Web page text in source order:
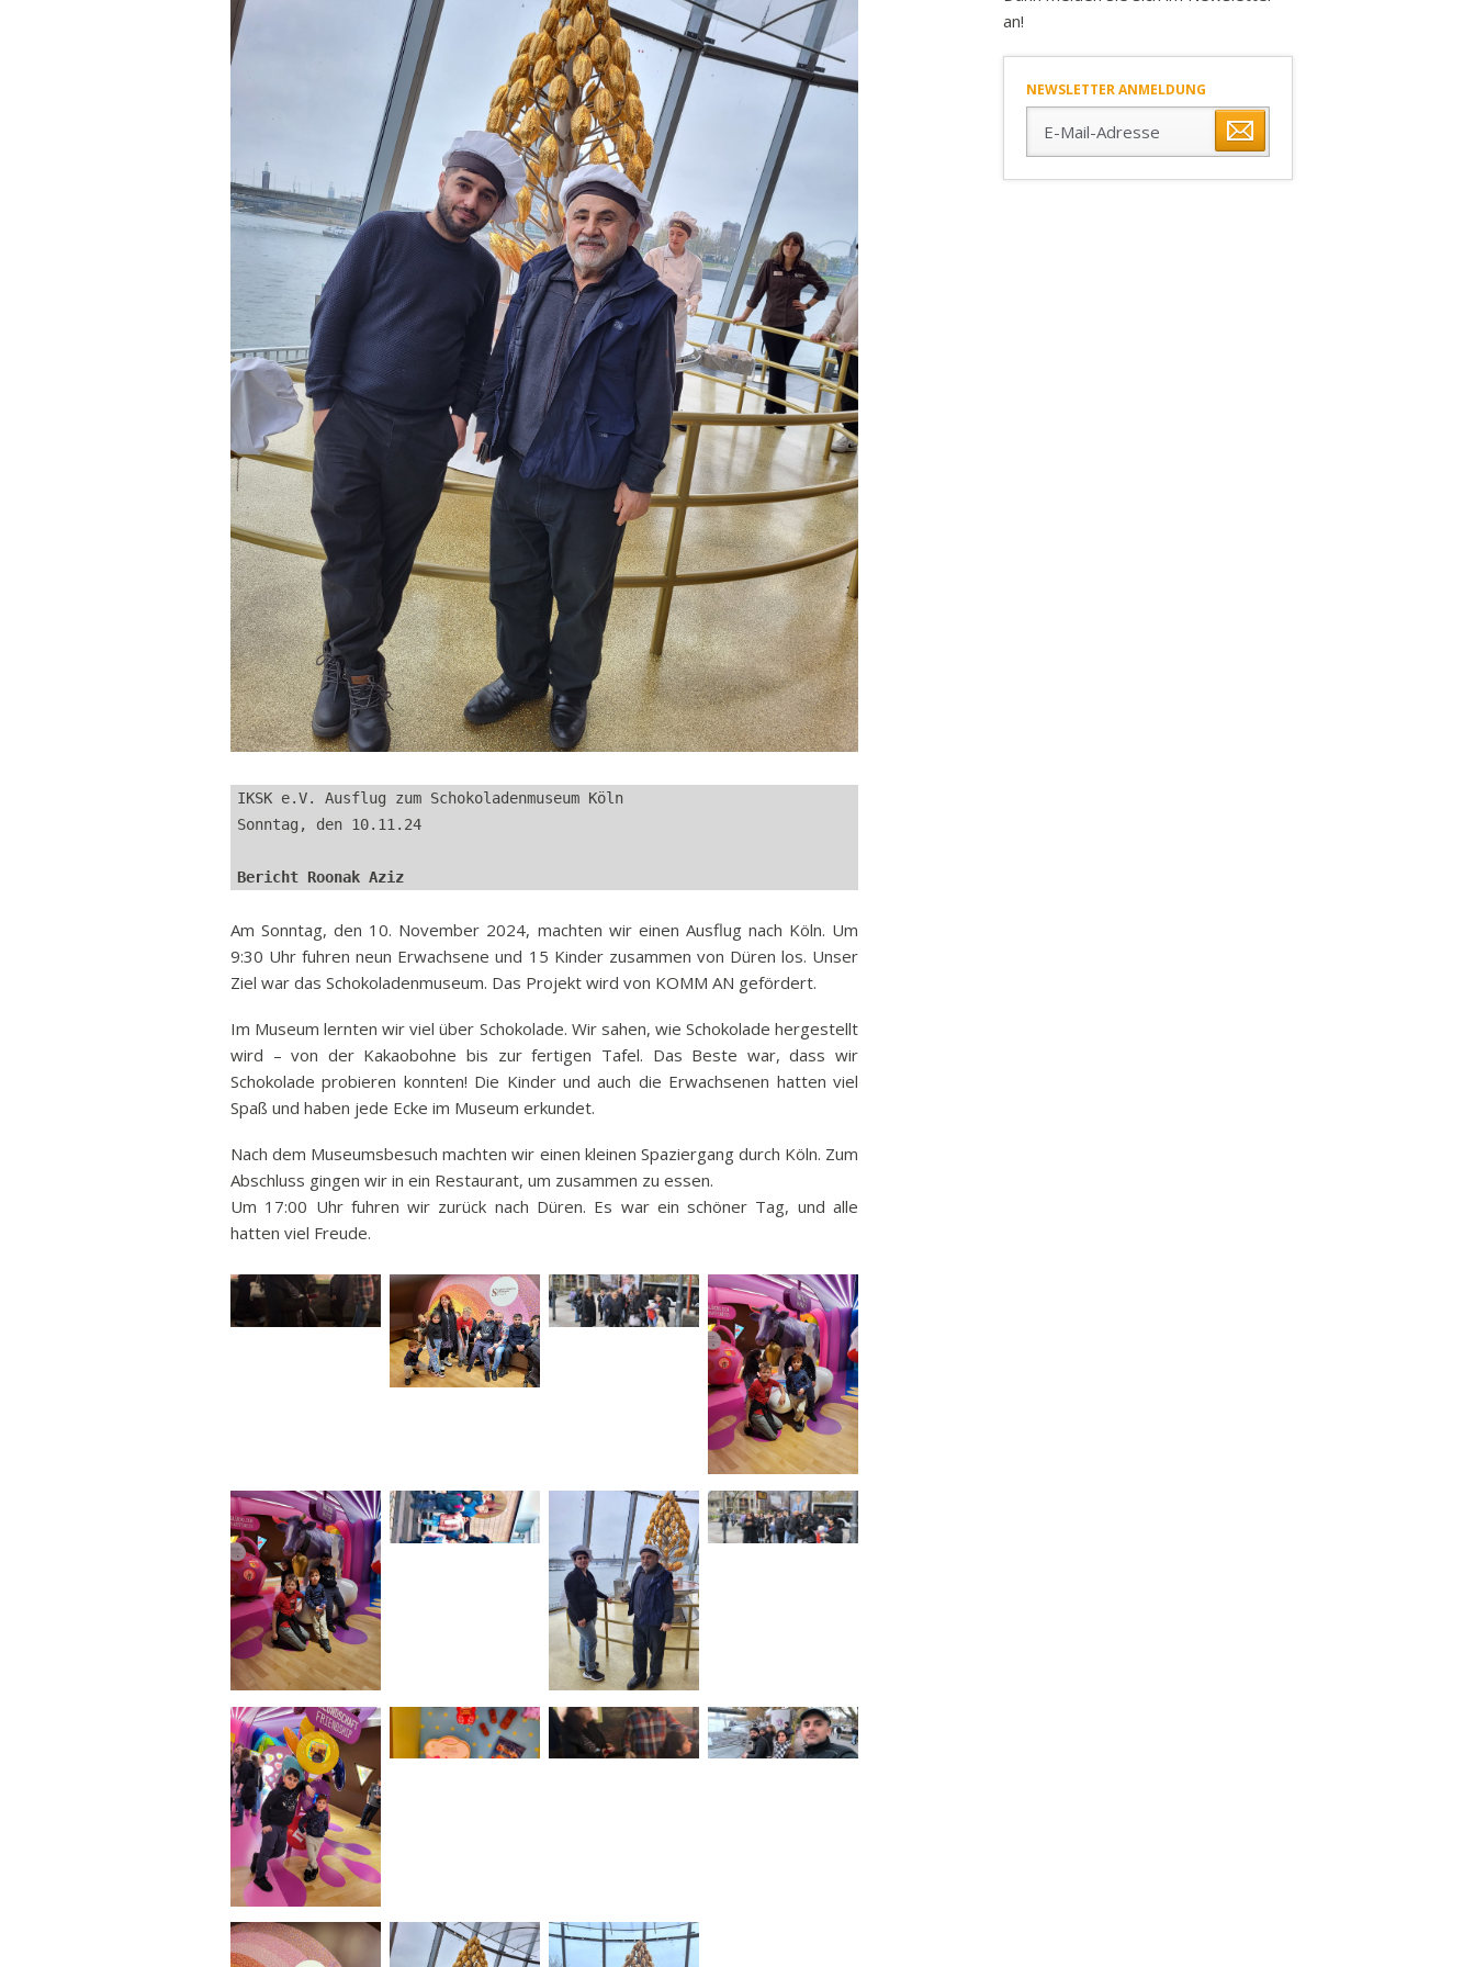
Rundfunkbeitrag
Schulden
Verträge
Strafen
Freizeit
Wichtige Adressen
IKSK e.V. Ausflug zum Schokoladenmuseum Köln
Sonntag, den 10.11.24
Bericht Roonak Aziz
Am Sonntag, den 10. November 2024, machten wir einen Ausflug nach Köln. Um
9:30 Uhr fuhren neun Erwachsene und 15 Kinder zusammen von Düren los. Unser
Ziel war das Schokoladenmuseum. Das Projekt wird von KOMM AN gefördert.
Im Museum lernten wir viel über Schokolade. Wir sahen, wie Schokolade hergestellt
wird – von der Kakaobohne bis zur fertigen Tafel. Das Beste war, dass wir
Schokolade probieren konnten! Die Kinder und auch die Erwachsenen hatten viel
Spaß und haben jede Ecke im Museum erkundet.
Nach dem Museumsbesuch machten wir einen kleinen Spaziergang durch Köln. Zum
Abschluss gingen wir in ein Restaurant, um zusammen zu essen.
Um 17:00 Uhr fuhren wir zurück nach Düren. Es war ein schöner Tag, und alle
hatten viel Freude.
an!
NEWSLETTER ANMELDUNG
Mail-
Abonnieren